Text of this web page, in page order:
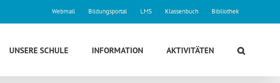
Webmail Bildungsportal LMS Klassenbuch Bibliothek
UNSERE SCHULE INFORMATION AKTIVITÄTEN